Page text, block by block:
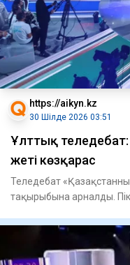
https://aikyn.kz
30 Шілде 2026 03:51
Ұлттық
жеті көзқарас
Теледебат
тақырыбына арналды.